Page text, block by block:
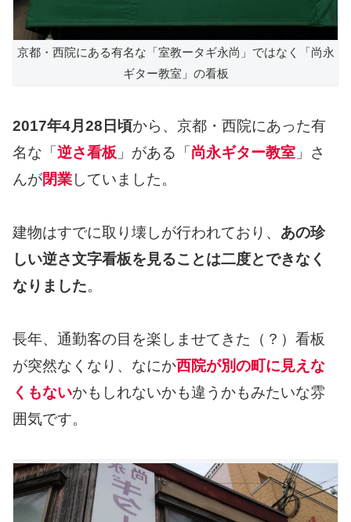
京都・西院にある有名な「室教ータギ永尚」ではなく「尚永
ギター教室」の看板
2017年4月28日頃から、京都・西院にあった有
名な「 逆さ看板 」がある「 尚永ギター教室 」さ
んが閉業していました。
建物はすでに取り壊しが行われており、 あの珍
しい逆さ文字看板を見ることは二度とできなく
なりました。
長年、通勤客の目を楽しませてきた（？）看板
が突然なくなり、なにか西院が別の町に見えな
くもないかもしれないかも違うかもみたいな雰
囲気です。